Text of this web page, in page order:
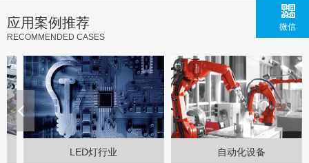
应用案例推荐
RECOMMENDED CASES
LED灯行业 自动化设备
微信